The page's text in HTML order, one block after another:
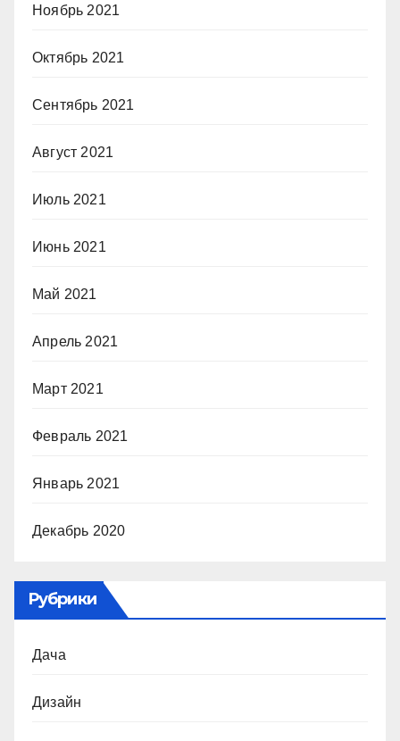
Ноябрь 2021
Октябрь 2021
Сентябрь 2021
Август 2021
Июль 2021
Июнь 2021
Май 2021
Апрель 2021
Март 2021
Февраль 2021
Январь 2021
Декабрь 2020
Рубрики
Дача
Дизайн